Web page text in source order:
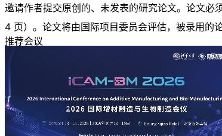
邀请作者提交原创的、未发表的研究论文。论文
4 页）。论文将由国际项目委员会评估，被录用的
推荐会议